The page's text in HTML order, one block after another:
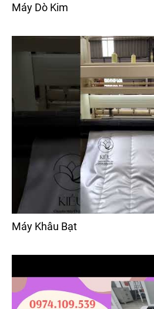
Máy Dò Kim
Máy Khâu Bạt